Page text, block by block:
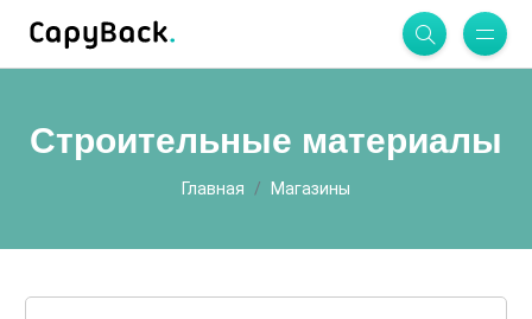
Строительные материалы
Главная Магазины